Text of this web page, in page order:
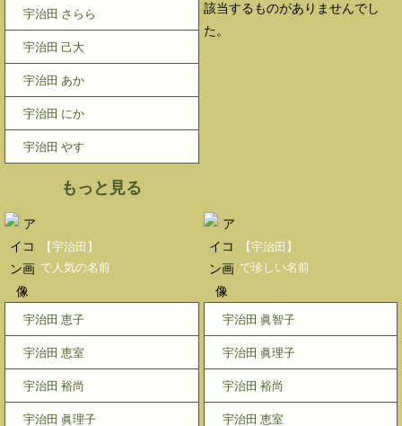
宇治田 さらら
宇治田 己大
宇治田 あか
宇治田 にか
宇治田 やす
もっと見る
該当するものがありませんでし
た。
【宇治田】
で人気の名前
宇治田 恵子
宇治田 恵室
宇治田 裕尚
宇治田 眞理子
【宇治田】
で珍しい名前
宇治田 眞智子
宇治田 眞理子
宇治田 裕尚
宇治田 恵室